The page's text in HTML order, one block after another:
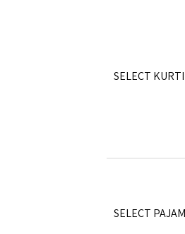
SELECT
SELECT